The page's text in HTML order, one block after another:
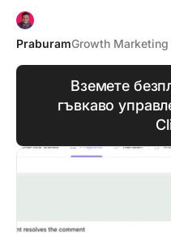
PraburamGrowth
Вземете
гъвкаво